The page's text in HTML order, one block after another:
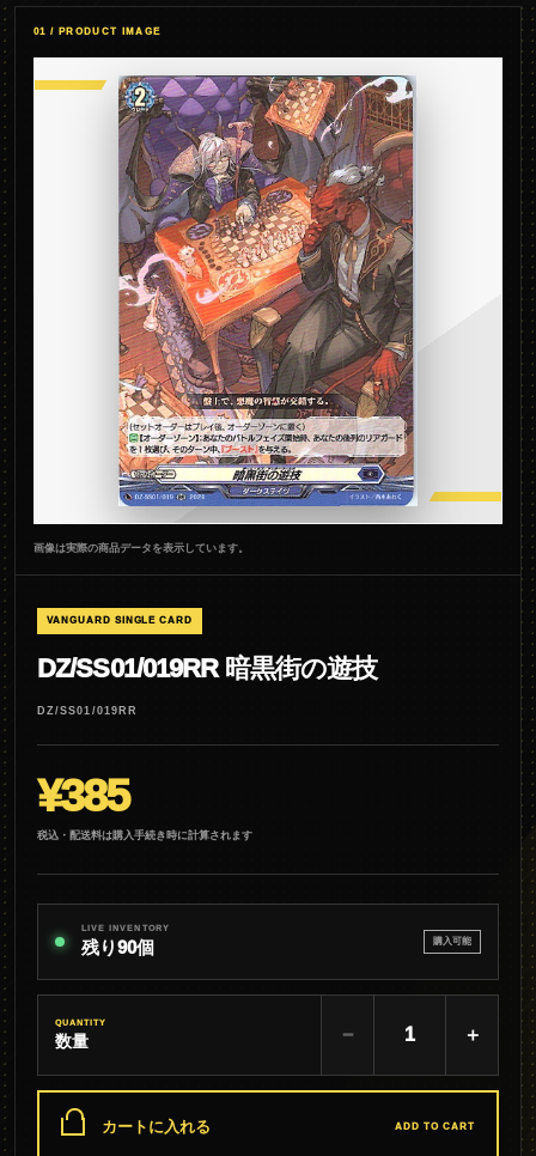
01 / PRODUCT IMAGE
画像は実際の商品データを表示しています。
VANGUARD SINGLE CARD
DZ/SS01/019RR 暗黒街の遊技
DZ/SS01/019RR
¥385
税込・配送料は購入手続き時に計算されます
LIVE INVENTORY
残り90個 購入可能
QUANTITY
数量 − ＋
カートに入れる ADD TO CART